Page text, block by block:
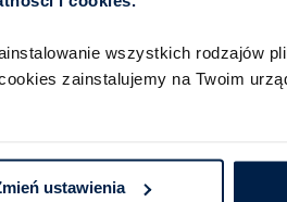
wszystkich rodzajów
zainstalujemy na Twoim
ustawienia